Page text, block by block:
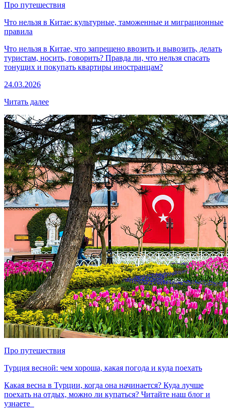
Про путешествия
Что нельзя в Китае: культурные, таможенные и миграционные
правила
Что нельзя в Китае, что запрещено ввозить и вывозить, делать
туристам, носить, говорить? Правда ли, что нельзя спасать
тонущих и покупать квартиры иностранцам?
24.03.2026
Читать далее
Про путешествия
Турция весной: чем хороша, какая погода и куда поехать
Какая весна в Турции, когда она начинается? Куда лучше
поехать на отдых, можно ли купаться? Читайте наш блог и
узнаете